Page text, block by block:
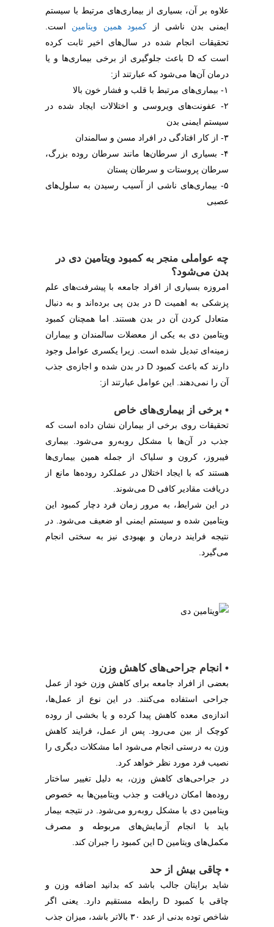
علاوه بر آن، بسیاری از بیماری‌های مرتبط با سیستم
ایمنی بدن ناشی از کمبود همین ویتامین است.
تحقیقات انجام شده در سال‌های اخیر ثابت کرده
است که D باعث جلوگیری از برخی بیماری‌ها و یا
درمان آن‌ها می‌شود که عبارتند از:
۱- بیماری‌های مرتبط با قلب و فشار خون بالا
۲- عفونت‌های ویروسی و اختلالات ایجاد شده در
سیستم ایمنی بدن
۳- از کار افتادگی در افراد مسن و سالمندان
۴- بسیاری از سرطان‌ها مانند سرطان روده بزرگ،
سرطان پروستات و سرطان پستان
۵- بیماری‌های ناشی از آسیب رسیدن به سلول‌های
عصبی
چه عواملی منجر به کمبود ویتامین دی در
بدن می‌شود؟
امروزه بسیاری از افراد جامعه با پیشرفت‌های علم
پزشکی به اهمیت D در بدن پی برده‌اند و به دنبال
متعادل کردن آن در بدن هستند. اما همچنان کمبود
ویتامین دی به یکی از معضلات سالمندان و بیماران
زمینه‌ای تبدیل شده است. زیرا یکسری عوامل وجود
دارند که باعث کمبود D در بدن شده و اجازه‌ی جذب
آن را نمی‌دهند. این عوامل عبارتند از:
• برخی از بیماری‌های خاص
تحقیقات روی برخی از بیماران نشان داده است که
جذب در آن‌ها با مشکل روبه‌رو می‌شود. بیماری
فیبروز، کرون و سلیاک از جمله همین بیماری‌ها
هستند که با ایجاد اختلال در عملکرد روده‌ها مانع از
دریافت مقادیر کافی D می‌شوند.
در این شرایط، به مرور زمان فرد دچار کمبود این
ویتامین شده و سیستم ایمنی او ضعیف می‌شود. در
نتیجه فرایند درمان و بهبودی نیز به سختی انجام
می‌گیرد.
• انجام جراحی‌های کاهش وزن
بعضی از افراد جامعه برای کاهش وزن خود از عمل
جراحی استفاده می‌کنند. در این نوع از عمل‌ها،
اندازه‌ی معده کاهش پیدا کرده و یا بخشی از روده
کوچک از بین می‌رود. پس از عمل، فرایند کاهش
وزن به درستی انجام می‌شود اما مشکلات دیگری را
نصیب فرد مورد نظر خواهد کرد.
در جراحی‌های کاهش وزن، به دلیل تغییر ساختار
روده‌ها امکان دریافت و جذب ویتامین‌ها به خصوص
ویتامین دی با مشکل روبه‌رو می‌شود. در نتیجه بیمار
باید با انجام آزمایش‌های مربوطه و مصرف
مکمل‌های ویتامین D این کمبود را جبران کند.
• چاقی بیش از حد
شاید برایتان جالب باشد که بدانید اضافه وزن و
چاقی با کمبود D رابطه مستقیم دارد. یعنی اگر
شاخص توده بدنی از عدد ۳۰ بالاتر باشد، میزان جذب